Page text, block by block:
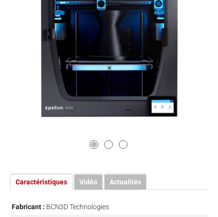
Caractéristiques Vidéo Actualités
Fabricant : BCN3D Technologies